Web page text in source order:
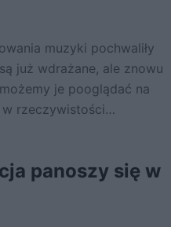
muzyki pochwaliły
już wdrażane, ale znowu
je pooglądać na
rzeczywistości…
panoszy się w